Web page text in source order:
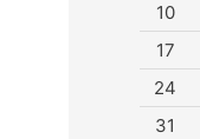
10
17
24
31